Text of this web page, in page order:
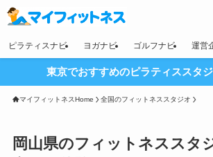
ピラティスナビ ヨガナビ ゴルフナビ 運営
東京でおすすめのピラティススタ
マイフィットネスHome 全国のフィットネススタジオ
岡山県のフィットネススタ